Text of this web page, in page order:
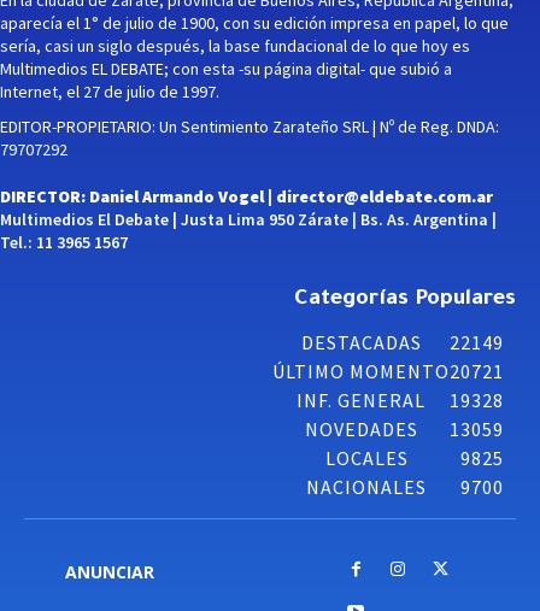
aparecía el 1° de julio de 1900, con su edición impresa en papel, lo que
sería, casi un siglo después, la base fundacional de lo que hoy es
Multimedios EL DEBATE; con esta -su página digital- que subió a
Internet, el 27 de julio de 1997.
EDITOR-PROPIETARIO: Un Sentimiento Zarateño SRL | Nº de Reg. DNDA:
79707292
DIRECTOR: Daniel Armando Vogel | director@eldebate.com.ar
Multimedios El Debate | Justa Lima 950 Zárate | Bs. As. Argentina |
Tel.: 11 3965 1567
Categorías Populares
DESTACADAS
22149
ÚLTIMO MOMENTO20721
INF. GENERAL
19328
NOVEDADES
13059
LOCALES
9825
NACIONALES
9700
ANUNCIAR